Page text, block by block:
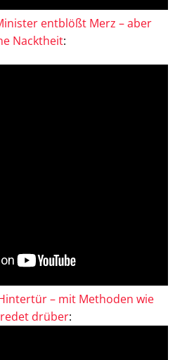
entblößt Merz – aber
Nacktheit:
– mit Methoden wie
drüber: